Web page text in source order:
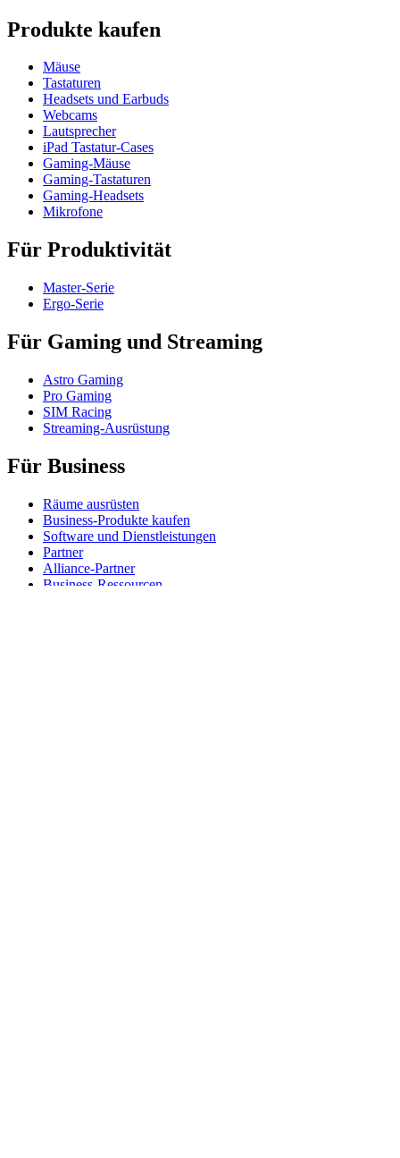
Produkte kaufen
Mäuse
Tastaturen
Headsets und Earbuds
Webcams
Lautsprecher
iPad Tastatur-Cases
Gaming-Mäuse
Gaming-Tastaturen
Gaming-Headsets
Mikrofone
Für Produktivität
Master-Serie
Ergo-Serie
Für Gaming und Streaming
Astro Gaming
Pro Gaming
SIM Racing
Streaming-Ausrüstung
Für Business
Räume ausrüsten
Business-Produkte kaufen
Software und Dienstleistungen
Partner
Alliance-Partner
Business-Ressourcen